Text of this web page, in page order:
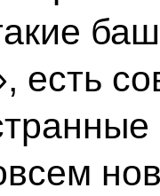
есть